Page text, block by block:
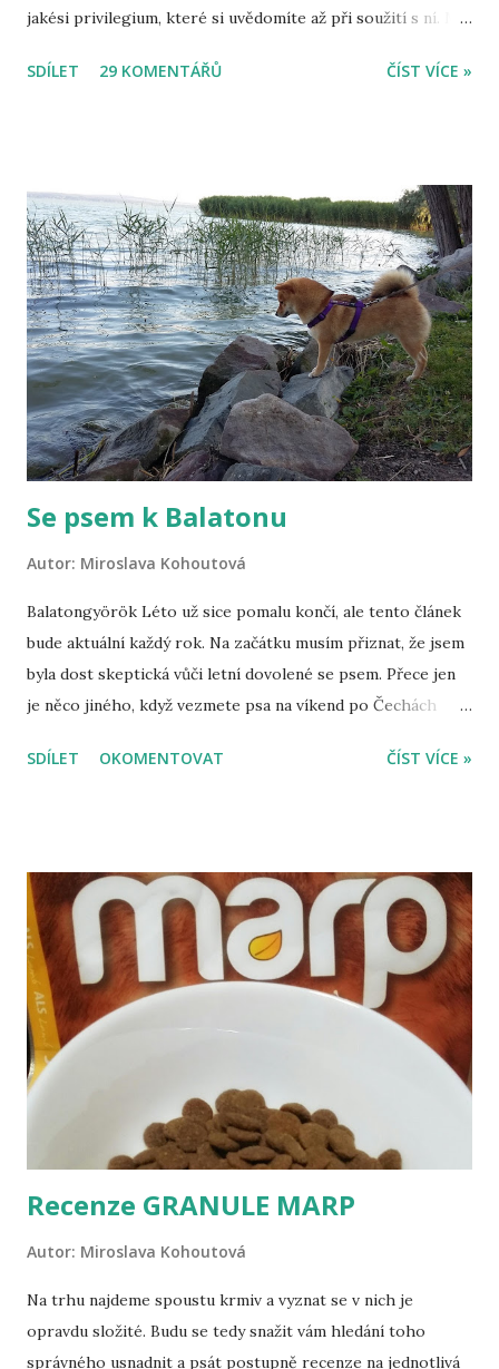
jakési privilegium, které si uvědomíte až při soužití s ní. Mít
Někteří možná namítnou, že to nelze vědět u žádného psa,
musíte pochopit ji. Musíte ji respektovat a stanovovat
hranice velmi opatrně, protože cokoliv uděláte špatně,
xkrát se vám vrátí. Šiba není klasický pes, je to snad jiný
živočišný druh. Je hrozně věrná, oddaná, ale přitom
maximálně samostatná. Ona pány svým způsobem
nepotřebuje, oni prostě potřebují ji. Je hodně klidná a
rozvážná. Prostě nad vším hrozně dlouho přemýšlí. Je
čistotná a tichá, takže ideální pes do bytu. Je shiba
vycvičitelný ...
SDÍLET 29 KOMENTÁŘŮ ČÍST VÍCE »
Se psem k Balatonu
Autor: Miroslava Kohoutová
Balatongyörök Léto už sice pomalu končí, ale tento článek
bude aktuální každý rok. Na začátku musím přiznat, že jsem
byla dost skeptická vůči letní dovolené se psem. Přece jen
je něco jiného, když vezmete psa na víkend po Čechách
v našem případě k Balatonu. Zpětně ale musím říci, že jsem
se psem k Balatonu: Hrad Sümeg Zařiďte si cestovní pas
pro psa – zní to složitě, ale pas funguje jako očkovací
průkaz. Dojděte si ke svému veterináři, který vám pas
vystaví, a zároveň s tím psa naočkuje. Pokud tedy víte, že se
psem budete chtít někdy vycestovat, nechte mu pas vystavit
automaticky při očkování, protože jinak ho budete muset
přeočkovat, i když ještě jeho očkování bude v platnosti. Po
SDÍLET OKOMENTOVAT ČÍST VÍCE »
Recenze GRANULE MARP
Autor: Miroslava Kohoutová
Na trhu najdeme spoustu krmiv a vyznat se v nich je
opravdu složité. Budu se tedy snažit vám hledání toho
správného usnadnit a psát postupně recenze na jednotlivá